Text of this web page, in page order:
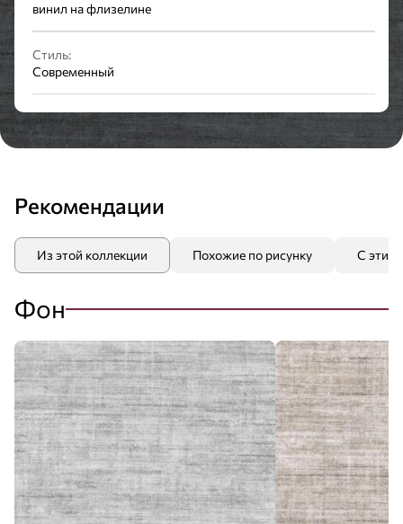
винил на флизелине
Стиль:
Современный
Рекомендации
Из этой коллекции Похожие по рисунку С этим
Фон